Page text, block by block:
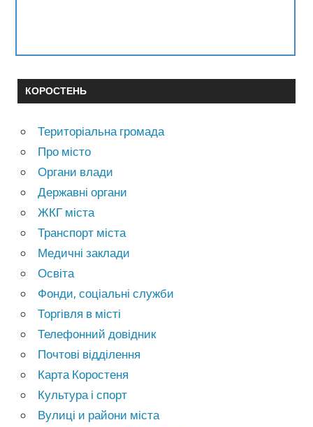
КОРОСТЕНЬ
Територіальна громада
Про місто
Органи влади
Державні органи
ЖКГ міста
Транспорт міста
Медичні заклади
Освіта
Фонди, соціальні служби
Торгівля в місті
Телефонний довідник
Почтові відділення
Карта Коростеня
Культура і спорт
Вулиці и райони міста